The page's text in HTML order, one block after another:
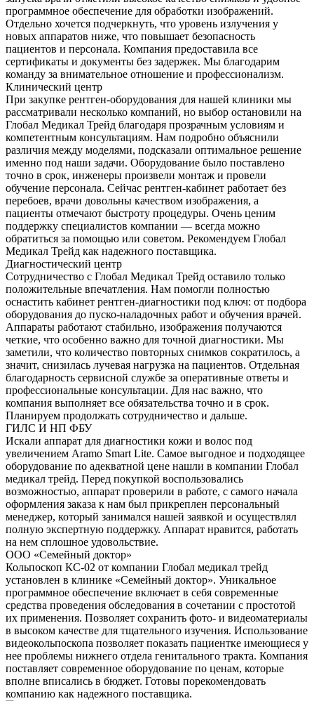
программное обеспечение для обработки изображений.
Отдельно хочется подчеркнуть, что уровень излучения у
новых аппаратов ниже, что повышает безопасность
пациентов и персонала. Компания предоставила все
сертификаты и документы без задержек. Мы благодарим
команду за внимательное отношение и профессионализм.
Клинический центр
При закупке рентген-оборудования для нашей клиники мы
рассматривали несколько компаний, но выбор остановили на
Глобал Медикал Трейд благодаря прозрачным условиям и
компетентным консультациям. Нам подробно объяснили
различия между моделями, подсказали оптимальное решение
именно под наши задачи. Оборудование было поставлено
точно в срок, инженеры произвели монтаж и провели
обучение персонала. Сейчас рентген-кабинет работает без
перебоев, врачи довольны качеством изображения, а
пациенты отмечают быстроту процедуры. Очень ценим
поддержку специалистов компании — всегда можно
обратиться за помощью или советом. Рекомендуем Глобал
Медикал Трейд как надежного поставщика.
Диагностический центр
Сотрудничество с Глобал Медикал Трейд оставило только
положительные впечатления. Нам помогли полностью
оснастить кабинет рентген-диагностики под ключ: от подбора
оборудования до пуско-наладочных работ и обучения врачей.
Аппараты работают стабильно, изображения получаются
четкие, что особенно важно для точной диагностики. Мы
заметили, что количество повторных снимков сократилось, а
значит, снизилась лучевая нагрузка на пациентов. Отдельная
благодарность сервисной службе за оперативные ответы и
профессиональные консультации. Для нас важно, что
компания выполняет все обязательства точно и в срок.
Планируем продолжать сотрудничество и дальше.
ГИЛС И НП ФБУ
Искали аппарат для диагностики кожи и волос под
увеличением Aramo Smart Lite. Самое выгодное и подходящее
оборудование по адекватной цене нашли в компании Глобал
медикал трейд. Перед покупкой воспользовались
возможностью, аппарат проверили в работе, с самого начала
оформления заказа к нам был прикреплен персональный
менеджер, который занимался нашей заявкой и осуществлял
полную экспертную поддержку. Аппарат нравится, работать
на нем сплошное удовольствие.
ООО «Семейный доктор»
Кольпоскоп КС-02 от компании Глобал медикал трейд
установлен в клинике «Семейный доктор». Уникальное
программное обеспечение включает в себя современные
средства проведения обследования в сочетании с простотой
их применения. Позволяет сохранить фото- и видеоматериалы
в высоком качестве для тщательного изучения. Использование
видеокольпоскопа позволяет показать пациентке имеющиеся у
нее проблемы нижнего отдела генитального тракта. Компания
поставляет современное оборудование по ценам, которые
вполне вписались в бюджет. Готовы порекомендовать
компанию как надежного поставщика.